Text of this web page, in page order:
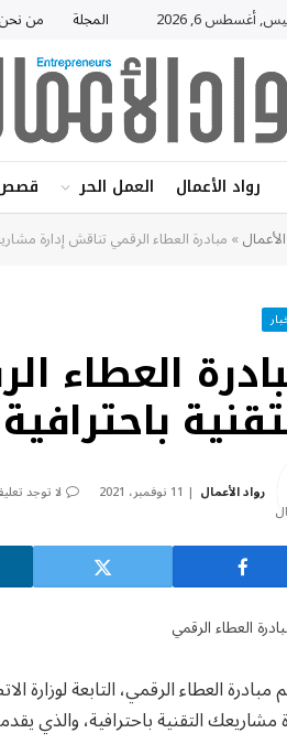
أغسطس 6, 2026 المجلة من نحن
رواد الأعمال العمل الحر قصص
»مبادرة العطاء الرقمي تناقش إدارة
العطاء
باحترافية
رواد الأعمال 11 نوفمبر، 2021 لا توجد
مشاريعك التقنية باحترافية،